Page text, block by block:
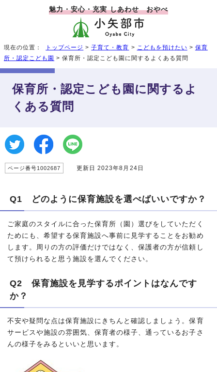
魅力・安心・充実 しあわせ おやべ
現在の位置： トップページ >子育て・教育 > こどもを預けたい > 保育
所・認定こども園 > 保育所・認定こども園に関するよくある質問
保育所・認定こども園に関するよ
くある質問
ページ番号1002687 更新日 2023年8月24日
Q1 どのように保育施設を選べばいいですか？
ご家庭のスタイルに合った保育所（園）選びをしていただく
ためにも、希望する保育施設へ事前に見学することをお勧め
します。周りの方の評価だけではなく、保護者の方が信頼し
て預けられると思う施設を選んでください。
Q2 保育施設を見学するポイントはなんです
か？
不安や疑問な点は保育施設にきちんと確認しましょう。保育
サービスや施設の雰囲気、保育者の様子、通っているお子さ
んの様子をみるといいと思います。